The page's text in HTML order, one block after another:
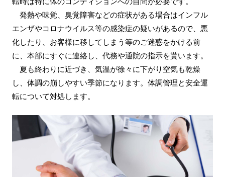
発熱や味覚、臭覚障害などの症状がある場合はインフル
エンザやコロナウイルス等の感染症の疑いがあるので、悪
化したり、お客様に移してしまう等のご迷惑をかける前
に、本部にすぐに連絡し、代務や通院の指示を貰います。
夏も終わりに近づき、気温が徐々に下がり空気も乾燥
し、体調の崩しやすい季節になります。体調管理と安全運
転について対処します。